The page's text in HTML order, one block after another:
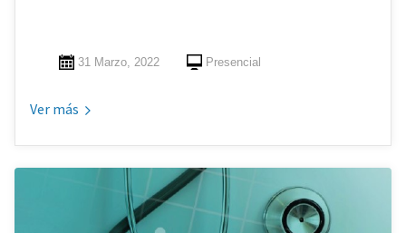
31 Marzo, 2022 Presencial
Ver más